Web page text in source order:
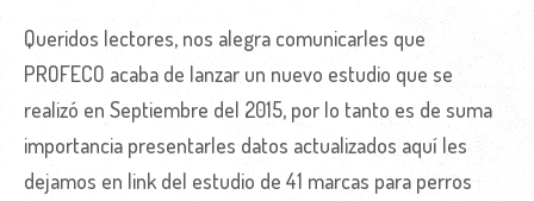
Queridos lectores, nos alegra comunicarles que
PROFECO acaba de lanzar un nuevo estudio que se
realizó en Septiembre del 2015, por lo tanto es de suma
importancia presentarles datos actualizados aquí les
dejamos en link del estudio de 41 marcas para perros